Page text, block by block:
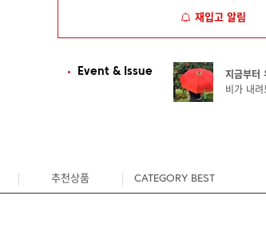
재입고 알림
Event & Issue 지금부터
비가 내
추천상품 CATEGORY BEST